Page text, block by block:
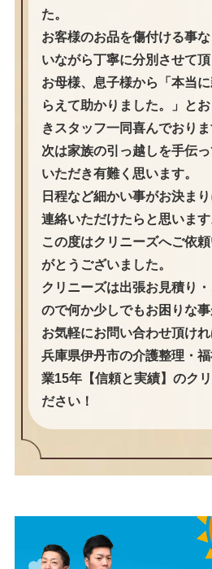
た。
お客様のお品を傷付ける事
いながら丁寧に分別させて頂
お母様、息子様から「本当
らえて助かりました。」と
きスタッフ一同喜んでおりま
次は家族の引っ越しを手伝
いただき有難く思います。
日程など細かい事がお決ま
連絡いただけたらと思います
この度はクリニーズへご依
がとうございました。
クリニーズは出張お見積り
ので何か少しでもお困りな
お気軽にお問い合わせ頂けれ
兵庫県伊丹市の介護整理・
業15年【信頼と実績】のク
ださい！